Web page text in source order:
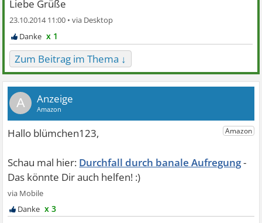
Liebe Grüße
23.10.2014 11:00 •
x 1
Zum Beitrag im Thema ↓
A
Durchfall durch banale Aufregung
x 3